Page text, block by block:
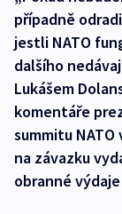
případně
jestli NATO
dalšího
Lukášem
komentáře
summitu
na závazku
obranné